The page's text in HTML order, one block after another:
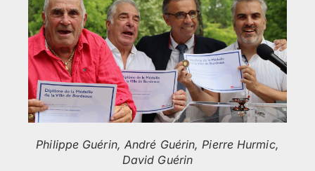
Philippe Guérin, André Guérin, Pierre Hurmic,
David Guérin